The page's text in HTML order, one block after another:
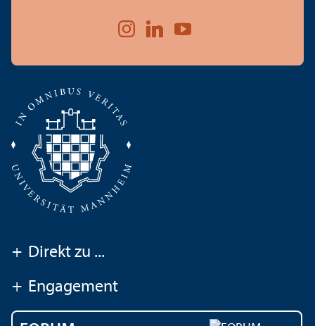
+ Direkt zu ...
+ Engagement